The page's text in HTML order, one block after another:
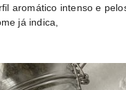
aromático intenso e
já indica,